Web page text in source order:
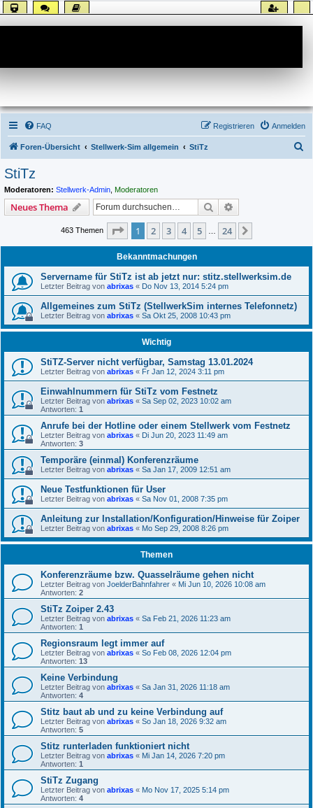
FAQ Anmelden
Registrieren
Foren-Übersicht Stellwerk-Sim allgemein StiTz
StiTz
Moderatoren: Stellwerk-Admin Moderatoren
Neues Thema Suche
463 Themen Seite 1von 24
1 2 3 4 5 24
Bekanntmachungen
Servername für StiTz ist ab jetzt nur: stitz.stellwerksim.de
Letzter Beitrag von abrixas « Do Nov 13, 2014 5:24 pm
Allgemeines zum StiTz (StellwerkSim internes Telefonnetz)
Letzter Beitrag von abrixas « Sa Okt 25, 2008 10:43 pm
Wichtig
StiTZ-Server nicht verfügbar, Samstag 13.01.2024
Letzter Beitrag von abrixas « Fr Jan 12, 2024 3:11 pm
Einwahlnummern für StiTz vom Festnetz
Letzter Beitrag von abrixas « Sa Sep 02, 2023 10:02 am
Antworten: 1
Anrufe bei der Hotline oder einem Stellwerk vom Festnetz
Letzter Beitrag von abrixas « Di Jun 20, 2023 11:49 am
Antworten: 3
Temporäre (einmal) Konferenzräume
Letzter Beitrag von abrixas « Sa Jan 17, 2009 12:51 am
Neue Testfunktionen für User
Letzter Beitrag von abrixas « Sa Nov 01, 2008 7:35 pm
Anleitung zur Installation/Konfiguration/Hinweise für Zoiper
Letzter Beitrag von abrixas « Mo Sep 29, 2008 8:26 pm
Themen
Konferenzräume bzw. Quasselräume gehen nicht
Letzter Beitrag von JoelderBahnfahrer « Mi Jun 10, 2026 10:08 am
Antworten: 2
StiTz Zoiper 2.43
Letzter Beitrag von abrixas « Sa Feb 21, 2026 11:23 am
Antworten: 1
Regionsraum legt immer auf
Letzter Beitrag von abrixas « So Feb 08, 2026 12:04 pm
Antworten: 13
Keine Verbindung
Letzter Beitrag von abrixas « Sa Jan 31, 2026 11:18 am
Antworten: 4
Stitz baut ab und zu keine Verbindung auf
Letzter Beitrag von abrixas « So Jan 18, 2026 9:32 am
Antworten: 5
Stitz runterladen funktioniert nicht
Letzter Beitrag von abrixas « Mi Jan 14, 2026 7:20 pm
Antworten: 1
StiTz Zugang
Letzter Beitrag von abrixas « Mo Nov 17, 2025 5:14 pm
Antworten: 4